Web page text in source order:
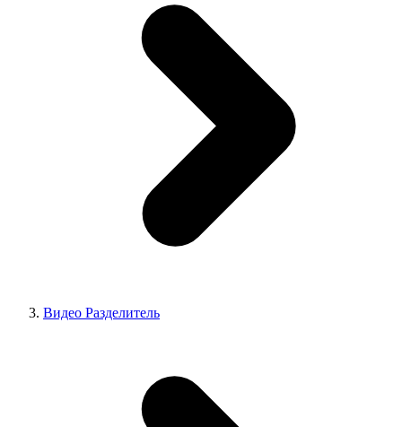
Видео Разделитель